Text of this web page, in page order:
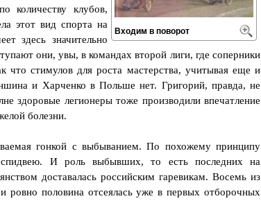
Входим в поворот
количеству клубов,
этот вид спорта на
здесь значительно
они, увы, в командах второй лиги, где соперники
что стимулов для роста мастерства, учитывая еще и
и Харченко в Польше нет. Григорий, правда, не
здоровые легионеры тоже производили впечатление
болезни.
гонкой с выбыванием. По похожему принципу
спидвею. И роль выбывших, то есть последних на
доставалась российским гаревикам. Восемь из
половина отсеялась уже в первых отборочных